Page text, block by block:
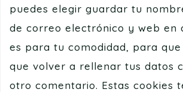
puedes elegir guardar tu
de correo electrónico y web en
es para tu comodidad, para
que volver a rellenar tus datos
otro comentario. Estas cookies